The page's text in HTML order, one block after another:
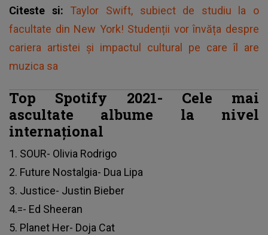
Citeste si: Taylor Swift, subiect de studiu la o
facultate din New York! Studenții vor învăța despre
cariera artistei și impactul cultural pe care îl are
muzica sa
Top Spotify 2021- Cele mai
ascultate albume la nivel
internațional
1. SOUR- Olivia Rodrigo
2. Future Nostalgia- Dua Lipa
3. Justice- Justin Bieber
4.=- Ed Sheeran
5. Planet Her- Doja Cat